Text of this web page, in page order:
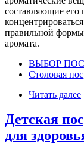
составляющие его
правильной формы
аромата.
ВЫБОР
Столовая
Читать далее
Детская
для